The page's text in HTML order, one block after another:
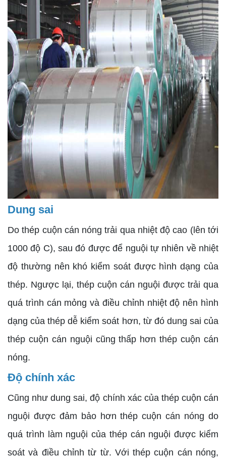
Dung sai
Do thép cuộn cán nóng trải qua nhiệt độ cao (lên tới
1000 độ C), sau đó được để nguội tự nhiên về nhiệt
độ thường nên khó kiểm soát được hình dạng của
thép. Ngược lại, thép cuộn cán nguội được trải qua
quá trình cán mỏng và điều chỉnh nhiệt độ nên hình
dạng của thép dễ kiểm soát hơn, từ đó dung sai của
thép cuộn cán nguội cũng thấp hơn thép cuộn cán
nóng.
Độ chính xác
Cũng như dung sai, độ chính xác của thép cuộn cán
nguội được đảm bảo hơn thép cuộn cán nóng do
quá trình làm nguội của thép cán nguội được kiểm
soát và điều chỉnh từ từ. Với thép cuộn cán nóng,